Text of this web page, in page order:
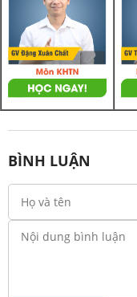
BÌNH LUẬN